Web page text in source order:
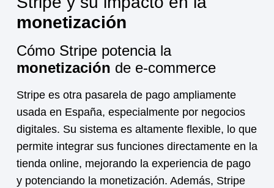
monetización
Cómo Stripe potencia la
monetización de e-commerce
Stripe es otra pasarela de pago ampliamente
usada en España, especialmente por negocios
digitales. Su sistema es altamente flexible, lo que
permite integrar sus funciones directamente en la
tienda online, mejorando la experiencia de pago
y potenciando la monetización. Además, Stripe